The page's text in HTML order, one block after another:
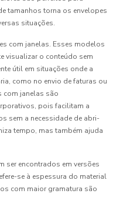
tamanhos torna os envelopes
situações.
com janelas. Esses modelos
visualizar o conteúdo sem
útil em situações onde a
como no envio de faturas ou
com janelas são
pois facilitam a
sem a necessidade de abri-
tempo, mas também ajuda
ser encontrados em versões
se à espessura do material
com maior gramatura são